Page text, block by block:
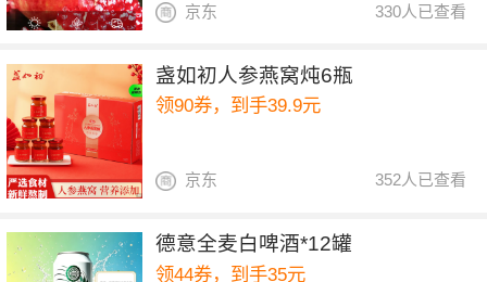
330人已查看
京东
盏如初人参燕窝炖6瓶
领90券，到手39.9元
352人已查看
京东
德意全麦白啤酒*12罐
领44券，到手35元